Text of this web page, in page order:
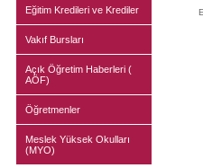
Eğitim Kredileri ve Krediler
Vakıf Bursları
Açık Öğretim Haberleri (
AÖF)
Öğretmenler
Meslek Yüksek Okulları
(MYO)